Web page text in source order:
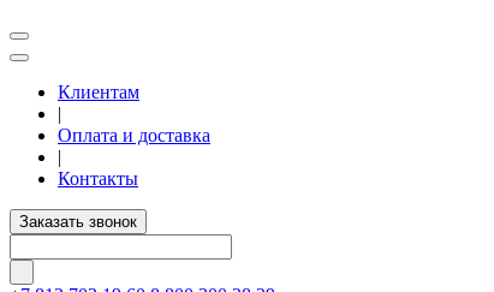
Клиентам
|
Оплата и доставка
|
Контакты
Заказать звонок